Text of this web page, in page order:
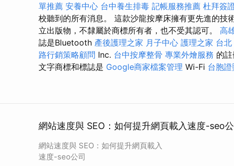
單推薦 安養中心 台中養生排毒 記帳服務推薦 杜拜簽
校聽到的所有消息。 這款沙龍按摩床擁有更先進的技
立出版物，不隸屬於商標所有者，也不受其認可。 高
誌是Bluetooth 產後護理之家 月子中心 護理之家 台北
路行銷策略顧問 Inc. 台中按摩整骨 專業外燴服務 的註
文字商標和標誌是 Google商家檔案管理 Wi-Fi 台胞
網站速度與 SEO：如何提升網頁載入速度-seo公
網站速度與 SEO：如何提升網頁載入
速度-seo公司